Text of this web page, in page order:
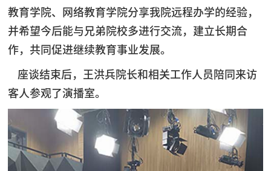
教育学院、网络教育学院分享我院远程办学的经验，
并希望今后能与兄弟院校多进行交流，建立长期合
作，共同促进继续教育事业发展。
座谈结束后，王洪兵院长和相关工作人员陪同来访
客人参观了演播室。